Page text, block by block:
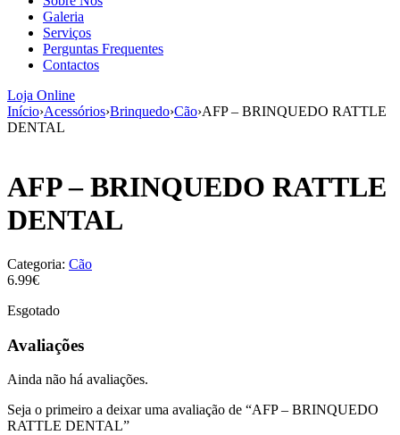
Galeria
Serviços
Perguntas Frequentes
Contactos
Loja Online
Início›Acessórios›Brinquedo›Cão›AFP – BRINQUEDO RATTLE
DENTAL
AFP – BRINQUEDO RATTLE
DENTAL
Categoria: Cão
6.99€
Esgotado
Avaliações
Ainda não há avaliações.
Seja o primeiro a deixar uma avaliação de “AFP – BRINQUEDO
RATTLE DENTAL”
aumenta a
probabilidade
de ver
conteúdo e
ofertas